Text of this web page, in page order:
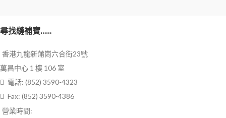
尋找縫補寶……
香港九龍新蒲崗六合街23號
萬昌中心 1 樓 106 室
電話: (852) 3590-4323
Fax: (852) 3590-4386
營業時間: